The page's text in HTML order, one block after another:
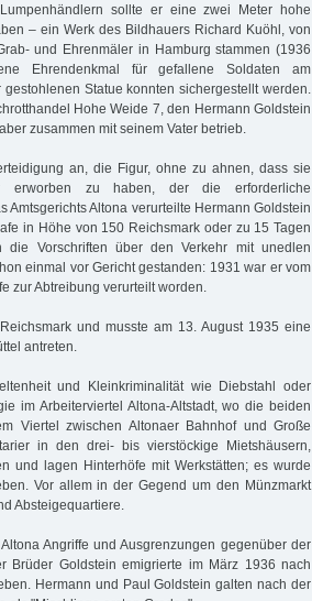
sollte er eine zwei Meter hohe
– ein Werk des Bildhauers Richard Kuöhl, von
und Ehrenmäler in Hamburg stammen (1936
Ehrendenkmal für gefallene Soldaten am
Statue konnten sichergestellt werden.
Hohe Weide 7, den Hermann Goldstein
zusammen mit seinem Vater betrieb.
an, die Figur, ohne zu ahnen, dass sie
erworben zu haben, der die erforderliche
Amtsgerichts Altona verurteilte Hermann Goldstein
in Höhe von 150 Reichsmark oder zu 15 Tagen
die Vorschriften über den Verkehr mit unedlen
einmal vor Gericht gestanden: 1931 war er vom
zur Abtreibung verurteilt worden.
und musste am 13. August 1935 eine
antreten.
und Kleinkriminalität wie Diebstahl oder
im Arbeiterviertel Altona-Altstadt, wo die beiden
Viertel zwischen Altonaer Bahnhof und Große
in den drei- bis vierstöckige Mietshäusern,
und lagen Hinterhöfe mit Werkstätten; es wurde
Vor allem in der Gegend um den Münzmarkt
Absteigequartiere.
Angriffe und Ausgrenzungen gegenüber der
Brüder Goldstein emigrierte im März 1936 nach
Hermann und Paul Goldstein galten nach der